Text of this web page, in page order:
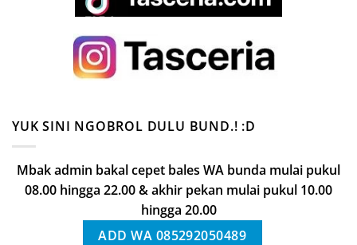
YUK SINI NGOBROL DULU BUND.! :D
Mbak admin bakal cepet bales WA bunda mulai pukul
08.00 hingga 22.00 & akhir pekan mulai pukul 10.00
hingga 20.00
ADD WA 085292050489